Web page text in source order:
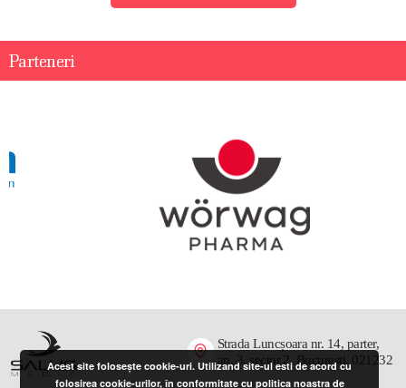
Parteneri
Strada Luncșoara nr. 14, parter,
ap. 3, sector 2, București, 021232
Acest site folosește cookie-uri. Utilizand site-ul esti de acord cu
folosirea cookie-urilor, în conformitate cu politica noastra de